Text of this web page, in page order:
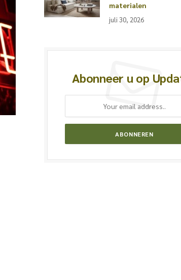
materialen
juli 30, 2026
Abonneer u op